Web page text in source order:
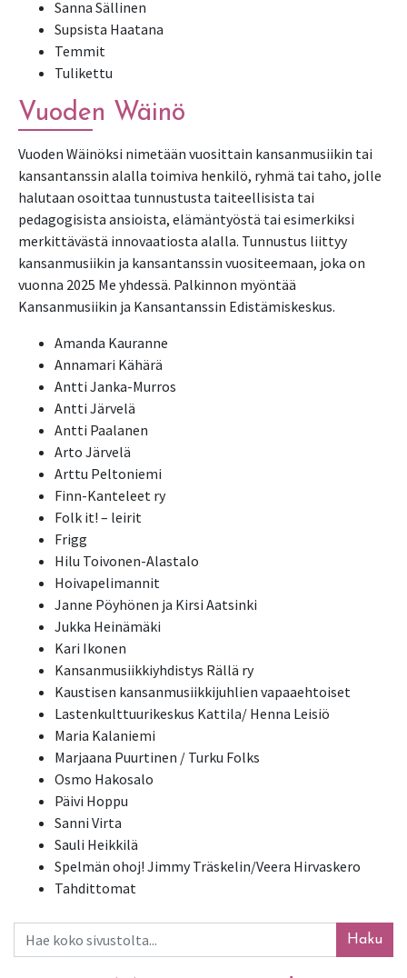
Sanna Sällinen
Supsista Haatana
Temmit
Tulikettu
Vuoden Wäinö
Vuoden Wäinöksi nimetään vuosittain kansanmusiikin tai
kansantanssin alalla toimiva henkilö, ryhmä tai taho, jolle
halutaan osoittaa tunnustusta taiteellisista tai
pedagogisista ansioista, elämäntyöstä tai esimerkiksi
merkittävästä innovaatiosta alalla. Tunnustus liittyy
kansanmusiikin ja kansantanssin vuositeemaan, joka on
vuonna 2025 Me yhdessä. Palkinnon myöntää
Kansanmusiikin ja Kansantanssin Edistämiskeskus.
Amanda Kauranne
Annamari Kähärä
Antti Janka-Murros
Antti Järvelä
Antti Paalanen
Arto Järvelä
Arttu Peltoniemi
Finn-Kanteleet ry
Folk it! – leirit
Frigg
Hilu Toivonen-Alastalo
Hoivapelimannit
Janne Pöyhönen ja Kirsi Aatsinki
Jukka Heinämäki
Kari Ikonen
Kansanmusiikkiyhdistys Rällä ry
Kaustisen kansanmusiikkijuhlien vapaaehtoiset
Lastenkulttuurikeskus Kattila/ Henna Leisiö
Maria Kalaniemi
Marjaana Puurtinen / Turku Folks
Osmo Hakosalo
Päivi Hoppu
Sanni Virta
Sauli Heikkilä
Spelmän ohoj! Jimmy Träskelin/Veera Hirvaskero
Tahdittomat
Haku